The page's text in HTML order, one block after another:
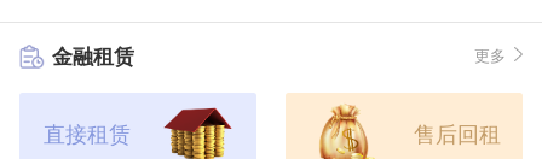
金融租赁 更多
直接租赁 售后回租